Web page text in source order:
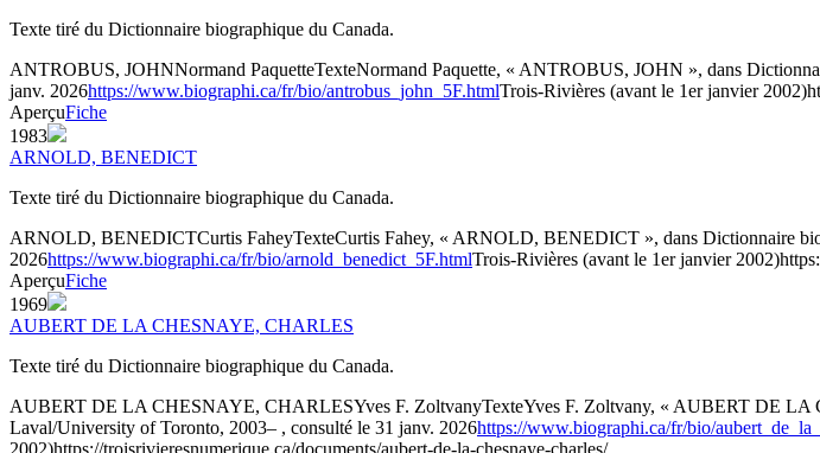
Texte tiré du Dictionnaire biographique du Canada.
ANTROBUS, JOHNNormand PaquetteTexteNormand Paquette, « ANTROBUS, JOHN », dans
janv. 2026https://www.biographi.ca/fr/bio/antrobus_john_5F.htmlTrois-Rivières (avant le 1er janvier 2002)
AperçuFiche
1983
ARNOLD, BENEDICT
Texte tiré du Dictionnaire biographique du Canada.
ARNOLD, BENEDICTCurtis FaheyTexteCurtis Fahey, « ARNOLD, BENEDICT », dans Dictionnaire
2026https://www.biographi.ca/fr/bio/arnold_benedict_5F.htmlTrois-Rivières (avant le 1er janvier 2002)
AperçuFiche
1969
AUBERT DE LA CHESNAYE, CHARLES
Texte tiré du Dictionnaire biographique du Canada.
AUBERT DE LA CHESNAYE, CHARLESYves F. ZoltvanyTexteYves F. Zoltvany, « AUBERT DE LA
Laval/University of Toronto, 2003– , consulté le 31 janv. 2026https://www.biographi.ca/fr/bio/
2002)https://troisrivieresnumerique.ca/documents/aubert-de-la-chesnaye-charles/